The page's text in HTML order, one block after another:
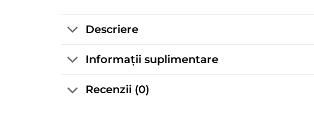
Descriere
Informații suplimentare
Recenzii (0)